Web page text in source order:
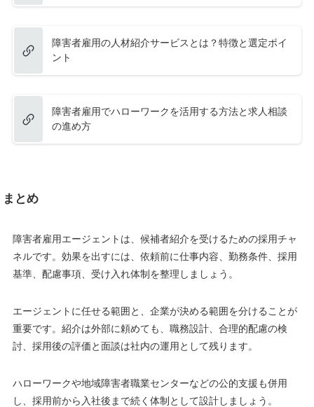
障害者雇用の人材紹介サービスとは？特徴と選定ポイ
ント
障害者雇用でハローワークを活用する方法と求人相談
の進め方
まとめ
障害者雇用エージェントは、候補者紹介を受けるための採用チャ
ネルです。効果を出すには、依頼前に仕事内容、勤務条件、採用
基準、配慮事項、受け入れ体制を整理しましょう。
エージェントに任せる範囲と、企業が決める範囲を分けることが
重要です。紹介は外部に頼めても、職務設計、合理的配慮の検
討、採用後の評価と面談は社内の運用として残ります。
ハローワークや地域障害者職業センターなどの公的支援も併用
し、採用前から入社後まで続く体制として設計しましょう。